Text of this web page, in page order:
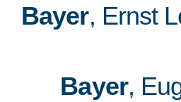
Bayer, Ernst
Bayer,